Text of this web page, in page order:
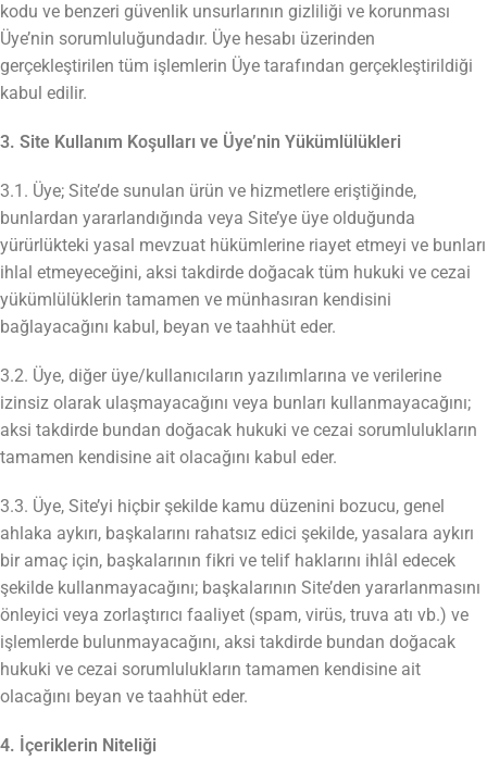
kodu ve benzeri güvenlik unsurlarının gizliliği ve korunması
Üye’nin sorumluluğundadır. Üye hesabı üzerinden
gerçekleştirilen tüm işlemlerin Üye tarafından gerçekleştirildiği
kabul edilir.
3. Site Kullanım Koşulları ve Üye’nin Yükümlülükleri
3.1. Üye; Site’de sunulan ürün ve hizmetlere eriştiğinde,
bunlardan yararlandığında veya Site’ye üye olduğunda
yürürlükteki yasal mevzuat hükümlerine riayet etmeyi ve bunları
ihlal etmeyeceğini, aksi takdirde doğacak tüm hukuki ve cezai
yükümlülüklerin tamamen ve münhasıran kendisini
bağlayacağını kabul, beyan ve taahhüt eder.
3.2. Üye, diğer üye/kullanıcıların yazılımlarına ve verilerine
izinsiz olarak ulaşmayacağını veya bunları kullanmayacağını;
aksi takdirde bundan doğacak hukuki ve cezai sorumlulukların
tamamen kendisine ait olacağını kabul eder.
3.3. Üye, Site’yi hiçbir şekilde kamu düzenini bozucu, genel
ahlaka aykırı, başkalarını rahatsız edici şekilde, yasalara aykırı
bir amaç için, başkalarının fikri ve telif haklarını ihlâl edecek
şekilde kullanmayacağını; başkalarının Site’den yararlanmasını
önleyici veya zorlaştırıcı faaliyet (spam, virüs, truva atı vb.) ve
işlemlerde bulunmayacağını, aksi takdirde bundan doğacak
hukuki ve cezai sorumlulukların tamamen kendisine ait
olacağını beyan ve taahhüt eder.
4. İçeriklerin Niteliği